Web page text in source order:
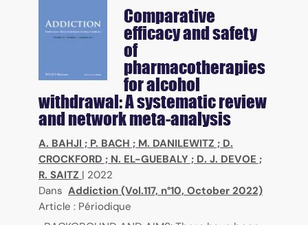
Comparative
efficacy and safety
of
pharmacotherapies
for alcohol
withdrawal: A systematic review
and network meta-analysis
A. BAHJI ; P. BACH ; M. DANILEWITZ ; D.
CROCKFORD ; N. EL-GUEBALY ; D. J. DEVOE ;
R. SAITZ | 2022
Dans Addiction (Vol.117, n°10, October 2022)
Article : Périodique